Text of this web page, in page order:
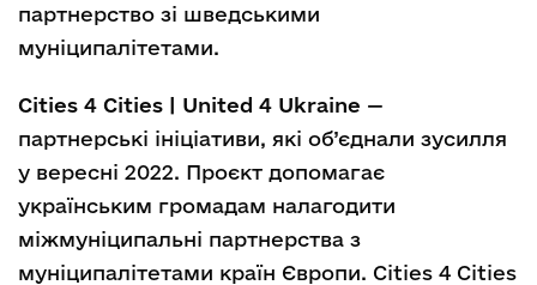
партнерство зі шведськими
муніципалітетами.
Сities 4 Cities | United 4 Ukraine —
партнерські ініціативи, які об’єднали зусилля
у вересні 2022. Проєкт допомагає
українським громадам налагодити
міжмуніципальні партнерства з
муніципалітетами країн Європи. Сities 4 Cities